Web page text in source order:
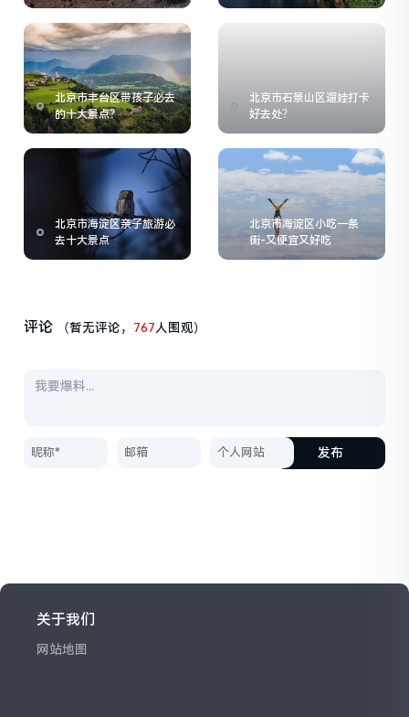
北京市丰台区带孩子必去
的十大景点？
北京市石景山区遛娃打卡
好去处？
北京市海淀区亲子旅游必
去十大景点
北京市海淀区小吃一条
街-又便宜又好吃
评论 （暂无评论， 767人围观）
发布
关于我们
网站地图